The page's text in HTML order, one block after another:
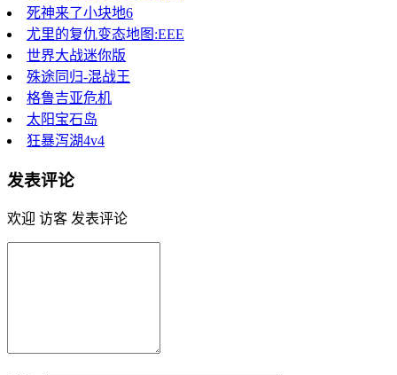
死神来了小块地6
尤里的复仇变态地图:EEE
世界大战迷你版
殊途同归-混战王
格鲁吉亚危机
太阳宝石岛
狂暴泻湖4v4
发表评论
欢迎 访客 发表评论